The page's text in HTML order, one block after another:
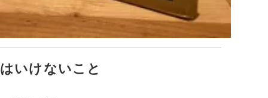
いけないこと